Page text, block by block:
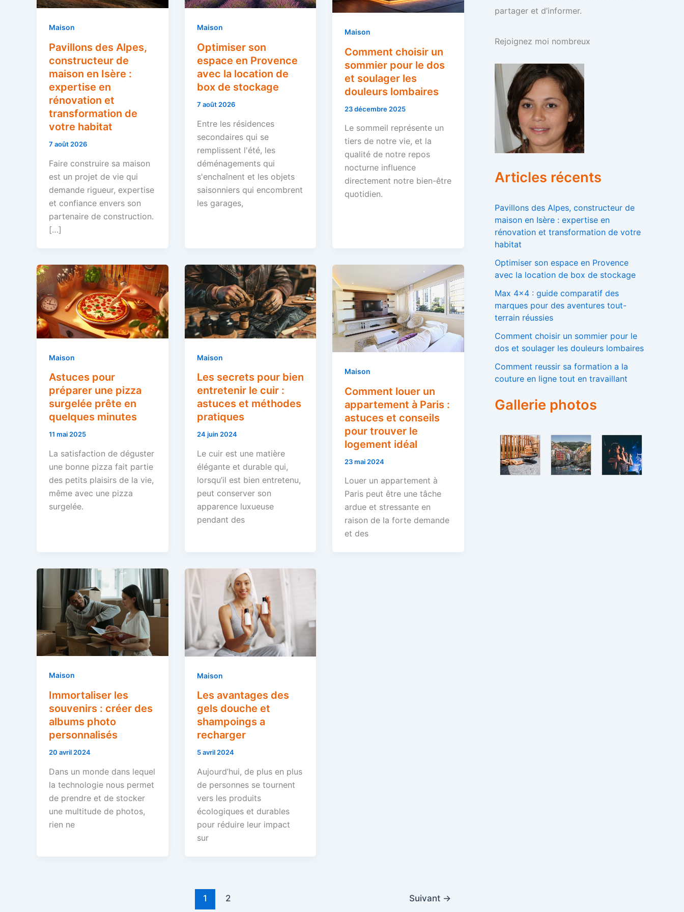
Maison
Pavillons des Alpes,
constructeur de
maison en Isère :
expertise en
rénovation et
transformation de
votre habitat
7 août 2026
Faire construire sa maison
est un projet de vie qui
demande rigueur, expertise
et confiance envers son
partenaire de construction.
[…]
Maison
Optimiser son
espace en Provence
avec la location de
box de stockage
7 août 2026
Entre les résidences
secondaires qui se
remplissent l'été, les
déménagements qui
s'enchaînent et les objets
saisonniers qui encombrent
les garages,
Maison
Comment choisir un
sommier pour le dos
et soulager les
douleurs lombaires
23 décembre 2025
Le sommeil représente un
tiers de notre vie, et la
qualité de notre repos
nocturne influence
directement notre bien-être
quotidien.
Maison
Astuces pour
préparer une pizza
surgelée prête en
quelques minutes
11 mai 2025
La satisfaction de déguster
une bonne pizza fait partie
des petits plaisirs de la vie,
même avec une pizza
surgelée.
Maison
Les secrets pour bien
entretenir le cuir :
astuces et méthodes
pratiques
24 juin 2024
Le cuir est une matière
élégante et durable qui,
lorsqu’il est bien entretenu,
peut conserver son
apparence luxueuse
pendant des
Maison
Comment louer un
appartement à Paris :
astuces et conseils
pour trouver le
logement idéal
23 mai 2024
Louer un appartement à
Paris peut être une tâche
ardue et stressante en
raison de la forte demande
et des
Maison
Immortaliser les
souvenirs : créer des
albums photo
personnalisés
20 avril 2024
Dans un monde dans lequel
la technologie nous permet
de prendre et de stocker
une multitude de photos,
rien ne
Maison
Les avantages des
gels douche et
shampoings a
recharger
5 avril 2024
Aujourd’hui, de plus en plus
de personnes se tournent
vers les produits
écologiques et durables
pour réduire leur impact
sur
1 2 Suivant →
partager et d’informer.
Rejoignez moi nombreux
Articles récents
Pavillons des Alpes, constructeur de
maison en Isère : expertise en
rénovation et transformation de votre
habitat
Optimiser son espace en Provence
avec la location de box de stockage
Max 4×4 : guide comparatif des
marques pour des aventures tout-
terrain réussies
Comment choisir un sommier pour le
dos et soulager les douleurs lombaires
Comment reussir sa formation a la
couture en ligne tout en travaillant
Gallerie photos